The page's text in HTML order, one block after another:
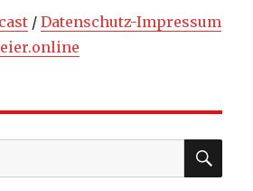
/Datenschutz-Impressum